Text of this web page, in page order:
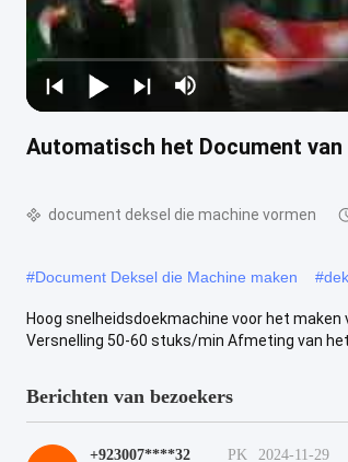
Automatisch het Document
document deksel die machine vormen
#Document Deksel die Machine maken #
Hoog snelheidsdoekmachine voor het maken
Versnelling 50-60 stuks/min Afmeting van het
Berichten van bezoekers
+923007****32 PK 2024-11-29